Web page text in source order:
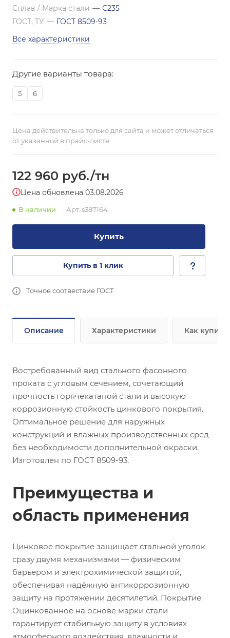
Сплав / Марка стали — С235
ГОСТ, ТУ — ГОСТ 8509-93
Все характеристики
Другие варианты товара:
5 6
Цена действительна только для сайта и может отличаться
от указанной в прайс-листе
122 960 руб./тн
Цена обновлена 03.08.2026
В наличии Арт. s387164
Купить
Купить в 1 клик
Точное соотвествие ГОСТ.
Описание Характеристики Как купить
Востребованный вид стального фасонного
проката с угловым сечением, сочетающий
прочность горячекатаной стали и высокую
коррозионную стойкость цинкового покрытия.
Оптимальное решение для наружных
конструкций и влажных производственных сред
без необходимости дополнительной окраски.
Изготовлен по ГОСТ 8509-93.
Преимущества и
область применения
Цинковое покрытие защищает стальной уголок
сразу двумя механизмами — физическим
барьером и электрохимической защитой,
обеспечивая надёжную антикоррозионную
защиту на протяжении десятилетий. Покрытие
Оцинкованное на основе марки стали
гарантирует стабильную защиту в условиях